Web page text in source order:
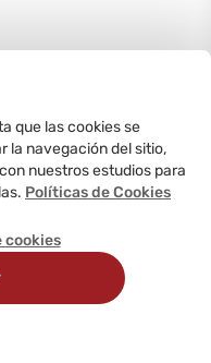
que las cookies se
la navegación del sitio,
nuestros estudios para
Políticas de Cookies
cookies